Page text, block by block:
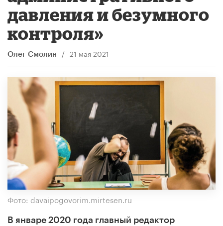
давления и безумного
контроля»
Олег Смолин / 21 мая 2021
Фото: davaipogovorim.mirtesen.ru
В январе 2020 года главный редактор